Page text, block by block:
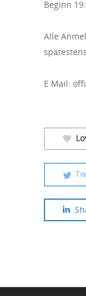
Beginn
Alle
E Mail: